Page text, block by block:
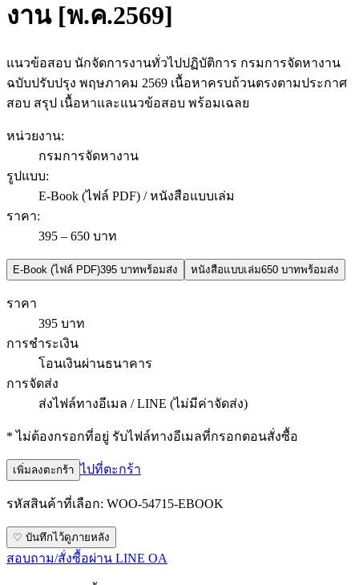
งาน [พ.ค.2569]
แนวข้อสอบ นักจัดการงานทั่วไปปฏิบัติการ กรมการจัดหางาน
ฉบับปรับปรุง พฤษภาคม 2569 เนื้อหาครบถ้วนตรงตามประกาศ
สอบ สรุป เนื้อหาและแนวข้อสอบ พร้อมเฉลย
หน่วยงาน:
กรมการจัดหางาน
รูปแบบ:
E-Book (ไฟล์ PDF) / หนังสือแบบเล่ม
ราคา:
395 – 650 บาท
E-Book (ไฟล์ PDF)395 บาทพร้อมส่ง หนังสือแบบเล่ม650 บาทพร้อมส่ง
ราคา
395 บาท
การชำระเงิน
โอนเงินผ่านธนาคาร
การจัดส่ง
ส่งไฟล์ทางอีเมล / LINE (ไม่มีค่าจัดส่ง)
* ไม่ต้องกรอกที่อยู่ รับไฟล์ทางอีเมลที่กรอกตอนสั่งซื้อ
เพิ่มลงตะกร้า ไปที่ตะกร้า
รหัสสินค้าที่เลือก: WOO-54715-EBOOK
♡ บันทึกไว้ดูภายหลัง
สอบถาม/สั่งซื้อผ่าน LINE OA